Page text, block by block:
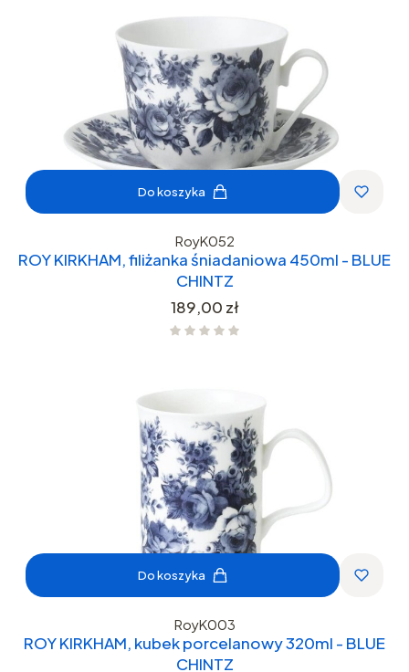
Do koszyka
RoyK052
ROY KIRKHAM, filiżanka śniadaniowa 450ml - BLUE
CHINTZ
Cena
189,00 zł
Do koszyka
RoyK003
ROY KIRKHAM, kubek porcelanowy 320ml - BLUE
CHINTZ